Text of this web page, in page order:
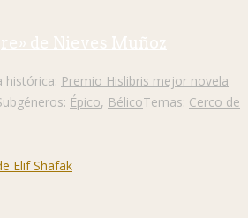
de Nieves Muñoz
histórica: Premio Hislibris mejor novela
Épico, BélicoTemas: Cerco de